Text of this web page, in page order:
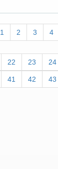
1 2 3 4
22 23 24
41 42 43